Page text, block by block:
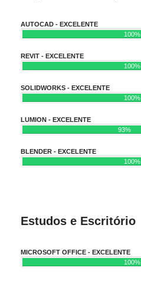
AUTOCAD - EXCELENTE
100%
REVIT - EXCELENTE
100%
SOLIDWORKS - EXCELENTE
100%
LUMION - EXCELENTE
93%
BLENDER - EXCELENTE
100%
Estudos e Escritório
MICROSOFT OFFICE - EXCELENTE
100%